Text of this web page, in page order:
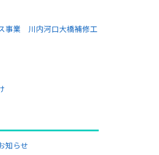
事業 川内河口大橋補修工
知らせ